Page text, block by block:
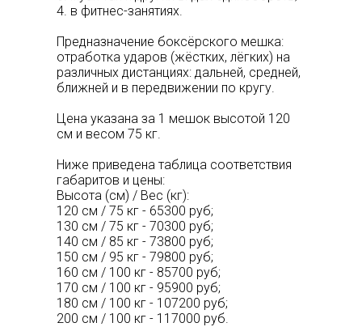
4. в фитнес-занятиях.
Предназначение боксёрского мешка:
отработка ударов (жёстких, лёгких) на
различных дистанциях: дальней, средней,
ближней и в передвижении по кругу.
Цена указана за 1 мешок высотой 120
см и весом 75 кг.
Ниже приведена таблица соответствия
габаритов и цены:
Высота (см) / Вес (кг):
120 см / 75 кг - 65300 руб;
130 см / 75 кг - 70300 руб;
140 см / 85 кг - 73800 руб;
150 см / 95 кг - 79800 руб;
160 см / 100 кг - 85700 руб;
170 см / 100 кг - 95900 руб;
180 см / 100 кг - 107200 руб;
200 см / 100 кг - 117000 руб.